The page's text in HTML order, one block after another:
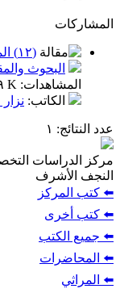
المشاركات
(١٢) المهدي الموعود في الأديان السماوية الثلاث
البحوث
المشاهدات: ٦.٩ K
الكاتب:
عدد النتائج: ١
مركز الدراسات
النجف الأشرف
⬅️ كتب المركز
⬅️ كتب أخرى
⬅️ جميع الكتب
⬅️ المحاضرات
⬅️ المراثي